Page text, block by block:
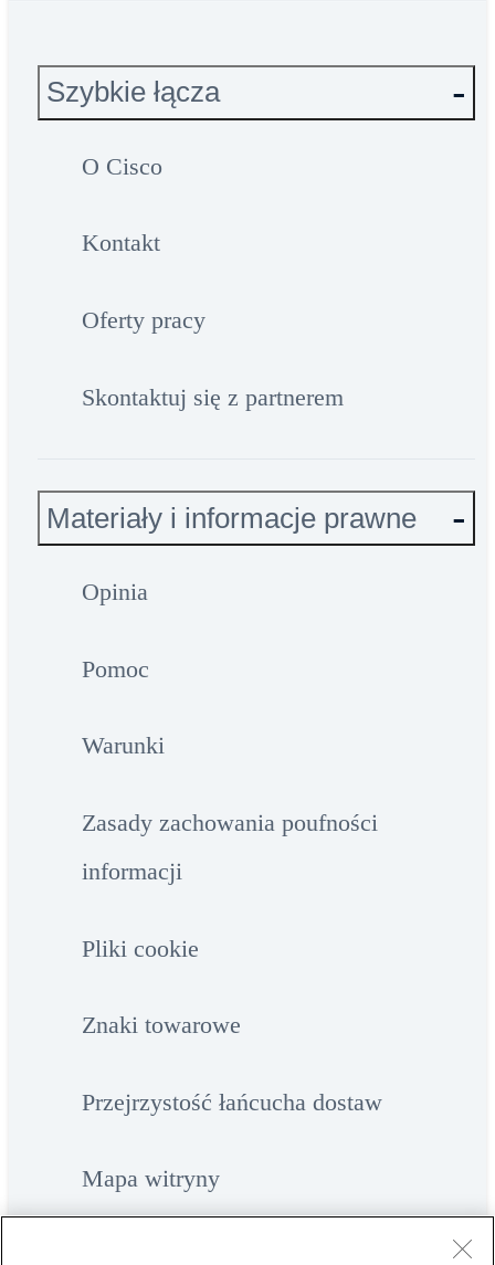
Szybkie łącza
O Cisco
Kontakt
Oferty pracy
Skontaktuj się z partnerem
Materiały i informacje prawne
Opinia
Pomoc
Warunki
Zasady zachowania poufności
informacji
Pliki cookie
Znaki towarowe
Przejrzystość łańcucha dostaw
Mapa witryny